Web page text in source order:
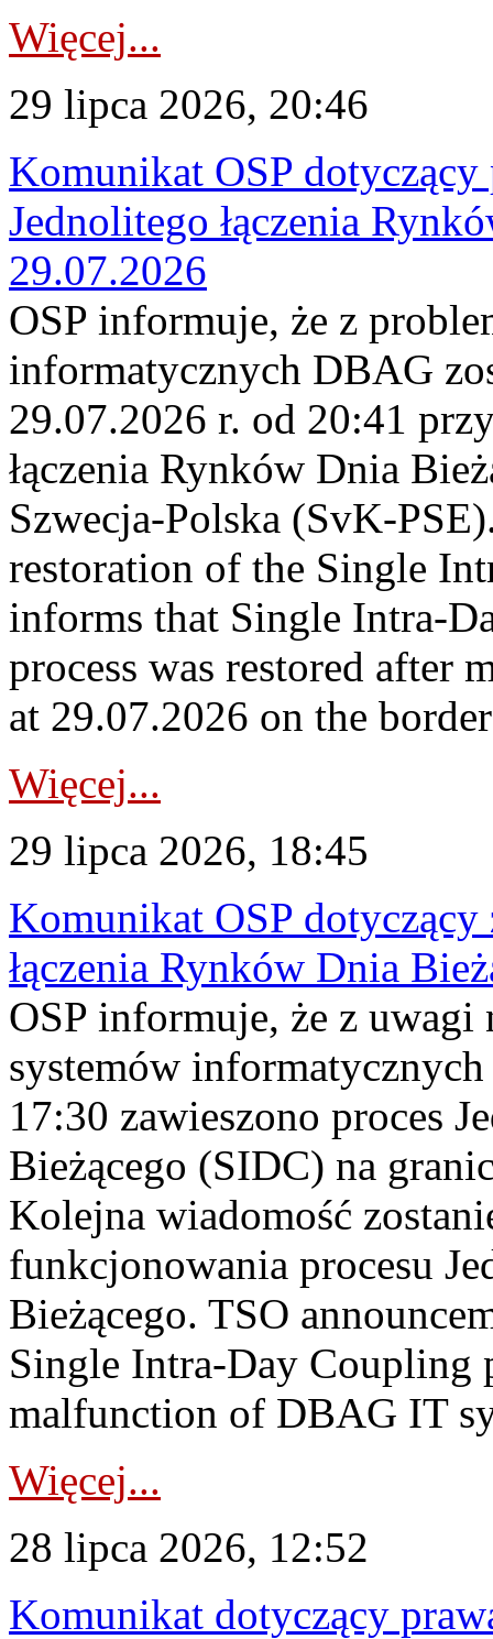
Więcej...
29 lipca 2026, 20:46
Komunikat OSP
Jednolitego łączenia
29.07.2026
OSP informuje, że z
informatycznych DBAG
29.07.2026 r. od 20:41
łączenia Rynków Dnia
Szwecja-Polska (SvK-
restoration of the Single
informs that Single Intra-
process was restored after
at 29.07.2026 on the
Więcej...
29 lipca 2026, 18:45
Komunikat OSP dotyczący
łączenia Rynków Dnia
OSP informuje, że z uwagi
systemów
17:30 zawieszono proces
Bieżącego (SIDC) na
Kolejna wiadomość
funkcjonowania procesu
Bieżącego. TSO
Single Intra-Day Coupling
malfunction of DBAG IT
Więcej...
28 lipca 2026, 12:52
Komunikat dotyczący